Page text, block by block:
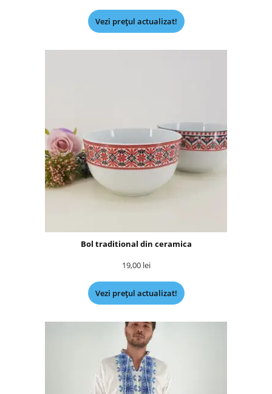
Vezi prețul actualizat!
Bol traditional din ceramica
19,00 lei
Vezi prețul actualizat!